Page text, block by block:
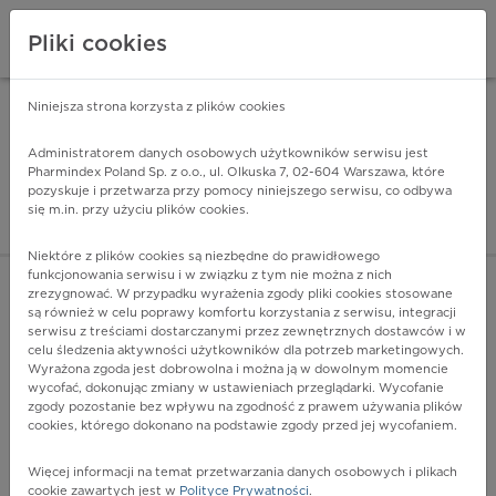
Pharmindex - lider
ZALOGUJ SIĘ
K76.9 - Choroba wątroby, nieokreślona
Więcej na lekiicd10.pl
Pliki cookies
Niniejsza strona korzysta z plików cookies
Administratorem danych osobowych użytkowników serwisu jest
Pharmindex Poland Sp. z o.o., ul. Olkuska 7, 02-604 Warszawa, które
pozyskuje i przetwarza przy pomocy niniejszego serwisu, co odbywa
się m.in. przy użyciu plików cookies.
Niektóre z plików cookies są niezbędne do prawidłowego
funkcjonowania serwisu i w związku z tym nie można z nich
zrezygnować. W przypadku wyrażenia zgody pliki cookies stosowane
są również w celu poprawy komfortu korzystania z serwisu, integracji
serwisu z treściami dostarczanymi przez zewnętrznych dostawców i w
celu śledzenia aktywności użytkowników dla potrzeb marketingowych.
Wyrażona zgoda jest dobrowolna i można ją w dowolnym momencie
wycofać, dokonując zmiany w ustawieniach przeglądarki. Wycofanie
zgody pozostanie bez wpływu na zgodność z prawem używania plików
cookies, którego dokonano na podstawie zgody przed jej wycofaniem.
Więcej informacji na temat przetwarzania danych osobowych i plikach
cookie zawartych jest w Polityce Prywatności.
ZA DARMO - w Google Play INSTALUJ